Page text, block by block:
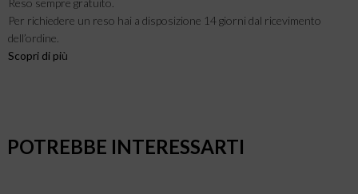
Per richiedere un reso hai a disposizione 14 giorni dal ricevimento
dell’ordine.
Scopri di più
POTREBBE INTERESSARTI